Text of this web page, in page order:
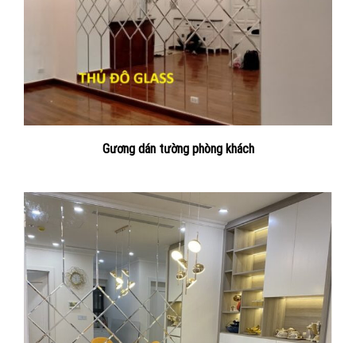
Gương dán tường phòng khách